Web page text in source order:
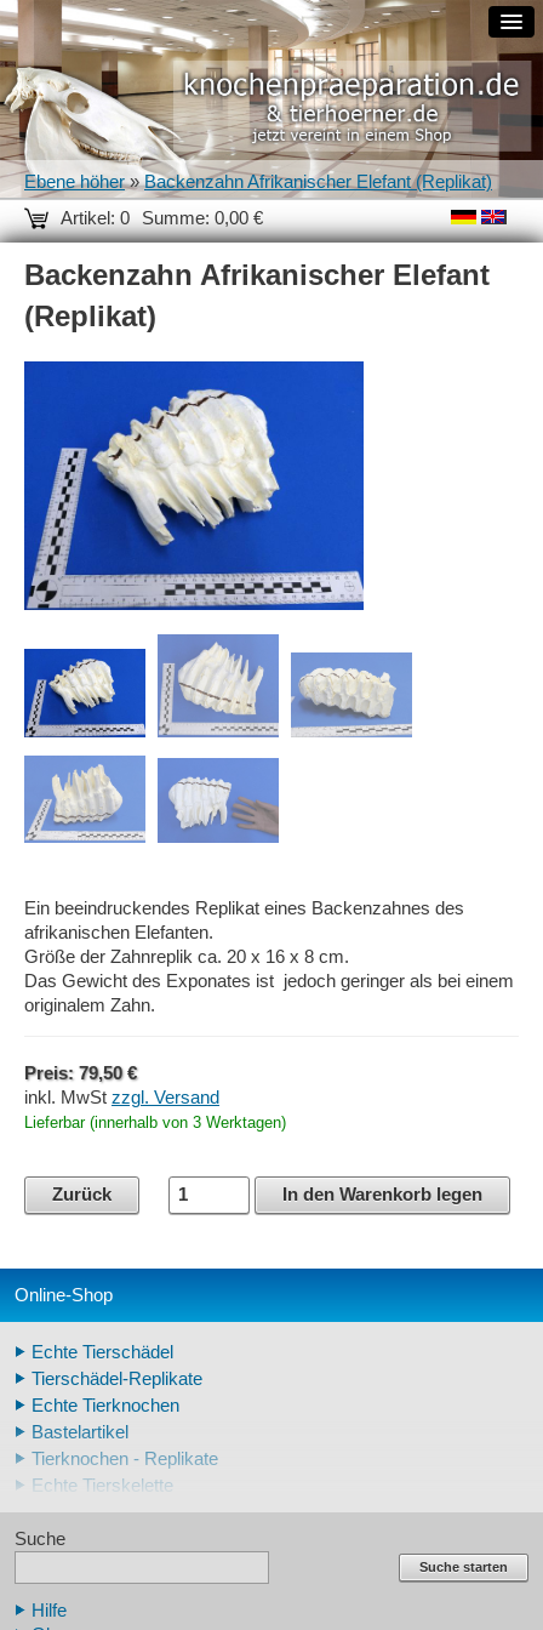
Artikel: 0 Summe: 0,00 €
Ebene höher»Backenzahn Afrikanischer Elefant (Replikat)
Backenzahn Afrikanischer Elefant
(Replikat)
Ein beeindruckendes Replikat eines Backenzahnes des
afrikanischen Elefanten.
Größe der Zahnreplik ca. 20 x 16 x 8 cm.
Das Gewicht des Exponates ist jedoch geringer als bei einem
originalem Zahn.
Preis: 79,50 €
inkl. MwSt zzgl. Versand
Lieferbar (innerhalb von 3 Werktagen)
Zurück In den Warenkorb legen
Online-Shop
Echte Tierschädel
Tierschädel-Replikate
Echte Tierknochen
Bastelartikel
Tierknochen - Replikate
Echte Tierskelette
Echte Tierzähne
Krallen- und Zahnreplikate
Schädelreplikate Mensch
Suche
Suche starten
Hilfe